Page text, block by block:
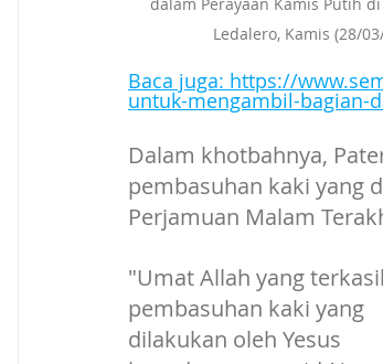
Ledalero, Kamis (28/
Baca juga: https://
untuk-mengambil-bagian-
Dalam khotbahnya,
pembasuhan kaki yang
Perjamuan Malam
"Umat Allah yang
pembasuhan kaki yang
dilakukan oleh Yesus